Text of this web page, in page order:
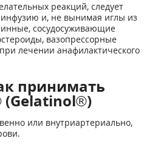
реакций, следует
и, не вынимая иглы из
сосудосуживающие
вазопрессорные
лечении анафилактического
принимать
или внутриартериально,